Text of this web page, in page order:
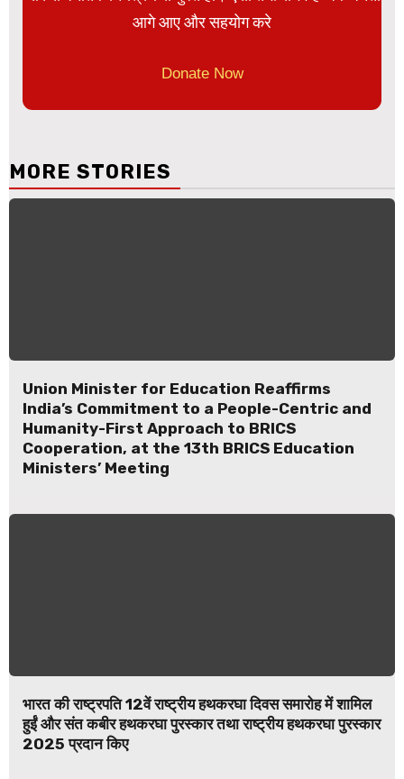
आगे आए और सहयोग करे
Donate Now
MORE STORIES
Union Minister for Education Reaffirms
India’s Commitment to a People-Centric and
Humanity-First Approach to BRICS
Cooperation, at the 13th BRICS Education
Ministers’ Meeting
भारत की राष्ट्रपति 12वें राष्ट्रीय हथकरघा दिवस समारोह में शामिल
हुईं और संत कबीर हथकरघा पुरस्कार तथा राष्ट्रीय हथकरघा पुरस्कार
2025 प्रदान किए